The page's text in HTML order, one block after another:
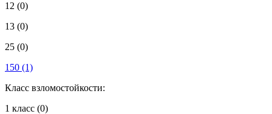
12 (0)
13 (0)
25 (0)
150 (1)
Класс взломостойкости:
1 класс (0)